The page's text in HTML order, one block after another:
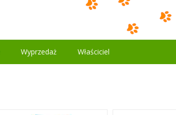
Wyprzedaż Właściciel